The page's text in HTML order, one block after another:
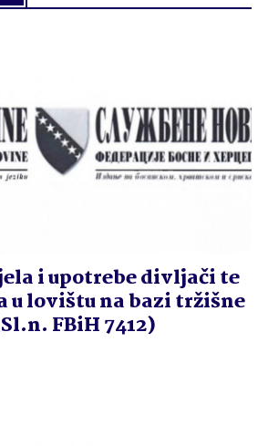
i upotrebe divljači te
u lovištu na bazi tržišne
FBiH 7412)